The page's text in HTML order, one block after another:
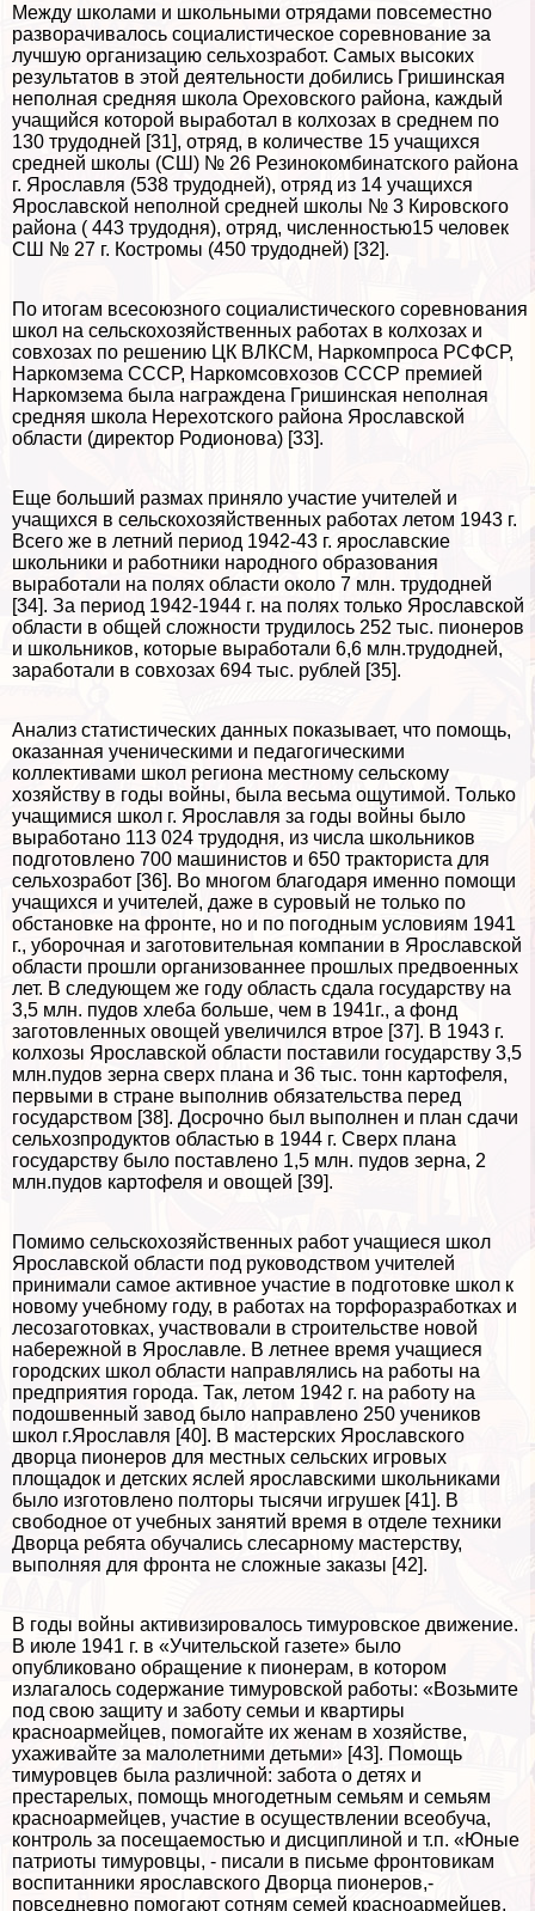
Между школами и школьными отрядами повсеместно
разворачивалось социалистическое соревнование за
лучшую организацию сельхозработ. Самых высоких
результатов в этой деятельности добились Гришинская
неполная средняя школа Ореховского района, каждый
учащийся которой выработал в колхозах в среднем по
130 трудодней [31], отряд, в количестве 15 учащихся
средней школы (СШ) № 26 Резинокомбинатского района
г. Ярославля (538 трудодней), отряд из 14 учащихся
Ярославской неполной средней школы № 3 Кировского
района ( 443 трудодня), отряд, численностью15 человек
СШ № 27 г. Костромы (450 трудодней) [32].
По итогам всесоюзного социалистического соревнования
школ на сельскохозяйственных работах в колхозах и
совхозах по решению ЦК ВЛКСМ, Наркомпроса РСФСР,
Наркомзема СССР, Наркомсовхозов СССР премией
Наркомзема была награждена Гришинская неполная
средняя школа Нерехотского района Ярославской
области (директор Родионова) [33].
Еще больший размах приняло участие учителей и
учащихся в сельскохозяйственных работах летом 1943 г.
Всего же в летний период 1942-43 г. ярославские
школьники и работники народного образования
выработали на полях области около 7 млн. трудодней
[34]. За период 1942-1944 г. на полях только Ярославской
области в общей сложности трудилось 252 тыс. пионеров
и школьников, которые выработали 6,6 млн.трудодней,
заработали в совхозах 694 тыс. рублей [35].
Анализ статистических данных показывает, что помощь,
оказанная ученическими и педагогическими
коллективами школ региона местному сельскому
хозяйству в годы войны, была весьма ощутимой. Только
учащимися школ г. Ярославля за годы войны было
выработано 113 024 трудодня, из числа школьников
подготовлено 700 машинистов и 650 тpaкториста для
сельхозработ [36]. Во многом благодаря именно помощи
учащихся и учителей, даже в суровый не только по
обстановке на фронте, но и по погодным условиям 1941
г., уборочная и заготовительная компании в Ярославской
области прошли организованнее прошлых предвоенных
лет. В следующем же году область сдала государству на
3,5 млн. пудов хлеба больше, чем в 1941г., а фонд
заготовленных овощей увеличился втрое [37]. В 1943 г.
колхозы Ярославской области поставили государству 3,5
млн.пудов зерна сверх плана и 36 тыс. тонн картофеля,
первыми в стране выполнив обязательства перед
государством [38]. Досрочно был выполнен и план сдачи
сельхозпродуктов областью в 1944 г. Сверх плана
государству было поставлено 1,5 млн. пудов зерна, 2
млн.пудов картофеля и овощей [39].
Помимо сельскохозяйственных работ учащиеся школ
Ярославской области под руководством учителей
принимали самое активное участие в подготовке школ к
новому учебному году, в работах на торфоразработках и
лесозаготовках, участвовали в строительстве новой
набережной в Ярославле. В летнее время учащиеся
городских школ области направлялись на работы на
предприятия города. Так, летом 1942 г. на работу на
подошвенный завод было направлено 250 учеников
школ г.Ярославля [40]. В мастерских Ярославского
дворца пионеров для местных сельских игровых
площадок и детских яслей ярославскими школьниками
было изготовлено полторы тысячи игрушек [41]. В
свободное от учебных занятий время в отделе техники
Дворца ребята обучались слесарному мастерству,
выполняя для фронта не сложные заказы [42].
В годы войны активизировалось тимуровское движение.
В июле 1941 г. в «Учительской газете» было
опубликовано обращение к пионерам, в котором
излагалось содержание тимуровской работы: «Возьмите
под свою защиту и заботу семьи и квартиры
красноармейцев, помогайте их женам в хозяйстве,
ухаживайте за малолетними детьми» [43]. Помощь
тимуровцев была различной: забота о детях и
престарелых, помощь многодетным семьям и семьям
красноармейцев, участие в осуществлении всеобуча,
контроль за посещаемостью и дисциплиной и т.п. «Юные
патриоты тимуровцы, - писали в письме фронтовикам
воспитанники ярославского Дворца пионеров,-
повседневно помогают сотням семей красноармейцев,